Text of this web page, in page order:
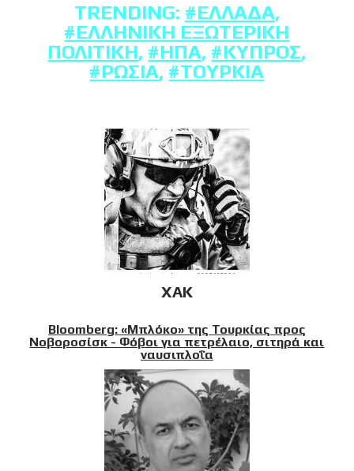
TRENDING: #ΕΛΛΆΔΑ,
#ΕΛΛΗΝΙΚΉ ΕΞΩΤΕΡΙΚΉ
ΠΟΛΙΤΙΚΉ, #ΗΠΑ, #ΚΎΠΡΟΣ,
#ΡΩΣΊΑ, #ΤΟΥΡΚΊΑ
XAK
Bloomberg: «Μπλόκο» της Τουρκίας προς
Νοβοροσίσκ - Φόβοι για πετρέλαιο, σιτηρά και
ναυσιπλοΐα